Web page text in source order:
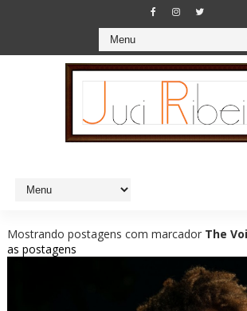
Mostrando postagens com marcador The
as postagens